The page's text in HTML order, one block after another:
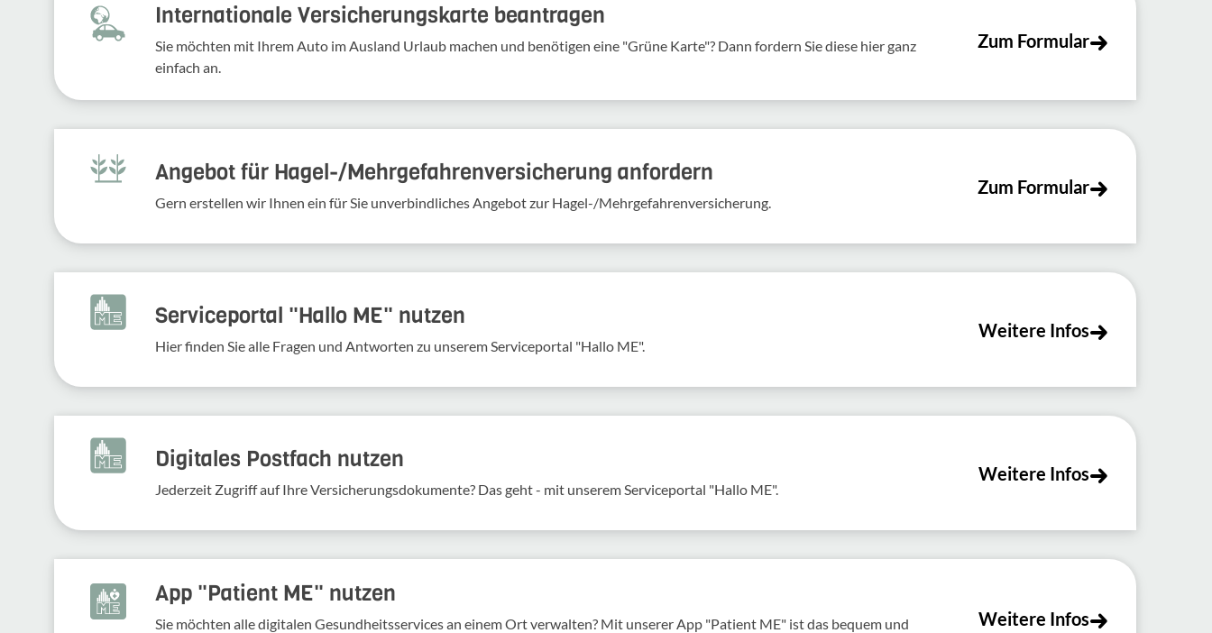
Inter­na­tio­nale Versi­che­rungs­karte bean­tragen
Sie möchten mit Ihrem Auto im Ausland Urlaub machen und benö­tigen eine "Grüne Karte"? Dann fordern Sie diese hier ganz
einfach an.
Zum Formular
Angebot für Hagel-­/Mehrgefahren­versicherung anfordern
Gern erstellen wir Ihnen ein für Sie unverbindliches Angebot zur Hagel-/Mehrgefahrenversicherung.
Zum Formular
Serviceportal "Hallo ME" nutzen
Hier finden Sie alle Fragen und Antworten zu unserem Serviceportal "Hallo ME".
Weitere Infos
Digitales Postfach nutzen
Jederzeit Zugriff auf Ihre Versicherungsdokumente? Das geht - mit unserem Serviceportal "Hallo ME".
Weitere Infos
App "Patient ME" nutzen
Sie möchten alle digitalen Gesundheitsservices an einem Ort verwalten? Mit unserer App "Patient ME" ist das bequem und
Weitere Infos